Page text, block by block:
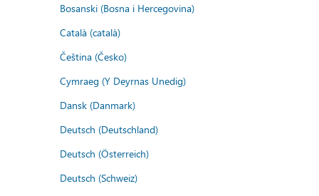
Bosanski (Bosna i Hercegovina)
Català (català)
Čeština (Česko)
Cymraeg (Y Deyrnas Unedig)
Dansk (Danmark)
Deutsch (Deutschland)
Deutsch (Österreich)
Deutsch (Schweiz)